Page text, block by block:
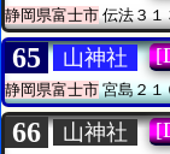
静岡県富士市 伝法３１
65 山神社
静岡県富士市宮島２１
66 山神社